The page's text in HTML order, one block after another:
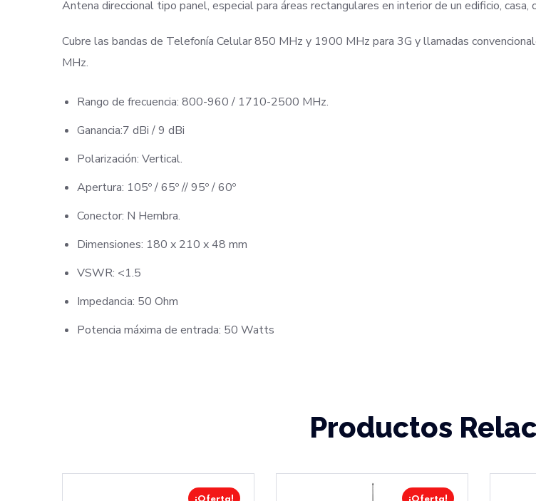
Antena direccional tipo panel, especial para áreas rectangulares en interior de un edificio,
Cubre las bandas de Telefonía Celular 850 MHz y 1900 MHz para 3G y llamadas
MHz.
Rango de frecuencia: 800-960 / 1710-2500 MHz.
Ganancia:7 dBi / 9 dBi
Polarización: Vertical.
Apertura: 105º / 65º // 95º / 60º
Conector: N Hembra.
Dimensiones: 180 x 210 x48 mm
VSWR: <1.5
Impedancia: 50 Ohm
Potencia máxima de entrada: 50 Watts
Productos